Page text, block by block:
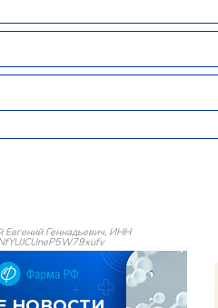
Геннадьевич, ИНН